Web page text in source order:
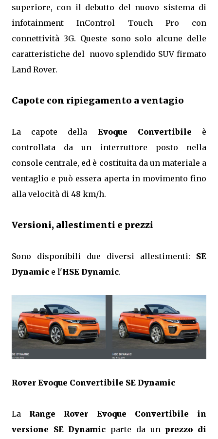
superiore, con il debutto del nuovo sistema di
infotainment InControl Touch Pro con
connettività 3G. Queste sono solo alcune delle
caratteristiche del nuovo splendido SUV firmato
Land Rover.
Capote con ripiegamento a ventagio
La capote della Evoque Convertibile è
controllata da un interruttore posto nella
console centrale, ed è costituita da un materiale a
ventaglio e può essera aperta in movimento fino
alla velocità di 48 km/h.
Versioni, allestimenti e prezzi
Sono disponibili due diversi allestimenti: SE
Dynamic e l'HSE Dynamic.
Rover Evoque Convertibile SE Dynamic
La Range Rover Evoque Convertibile in
versione SE Dynamic parte da un prezzo di